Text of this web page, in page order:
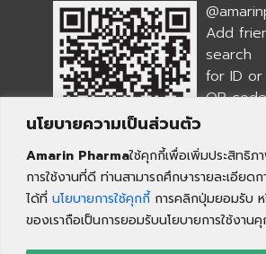
นโยบายความเป็นส่วนตัว
Amarin Pharmaใช้คุกกี้เพื่อเพิ่มประสิทธิภ
การใช้งานที่ดี ท่านสามารถศึกษารายละเอียดก
ได้ที่ นโยบายการใช้คุกกี้การคลิกปุ่มยอมรับ ห
ของเราถือเป็นการยอมรับนโยบายการใช้งาน
Add
search
for ID
QR code
PRIVACY POLICY| COMMERCIAL
NUMBER